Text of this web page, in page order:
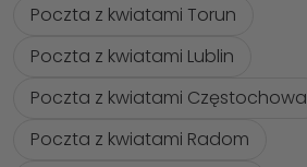
Poczta z kwiatami Torun
Poczta z kwiatami Lublin
Poczta z kwiatami Częstochowa
Poczta z kwiatami Radom